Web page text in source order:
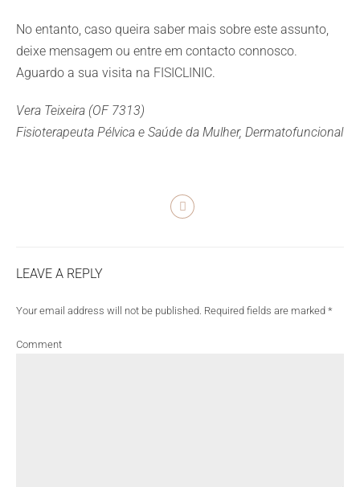
No entanto, caso queira saber mais sobre este assunto,
deixe mensagem ou entre em contacto connosco.
Aguardo a sua visita na FISICLINIC.
Vera Teixeira (OF 7313)
Fisioterapeuta Pélvica e Saúde da Mulher, Dermatofuncional
LEAVE A REPLY
Your email address will not be published. Required fields are marked *
Comment